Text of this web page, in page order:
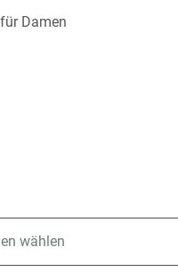
Damen
wählen